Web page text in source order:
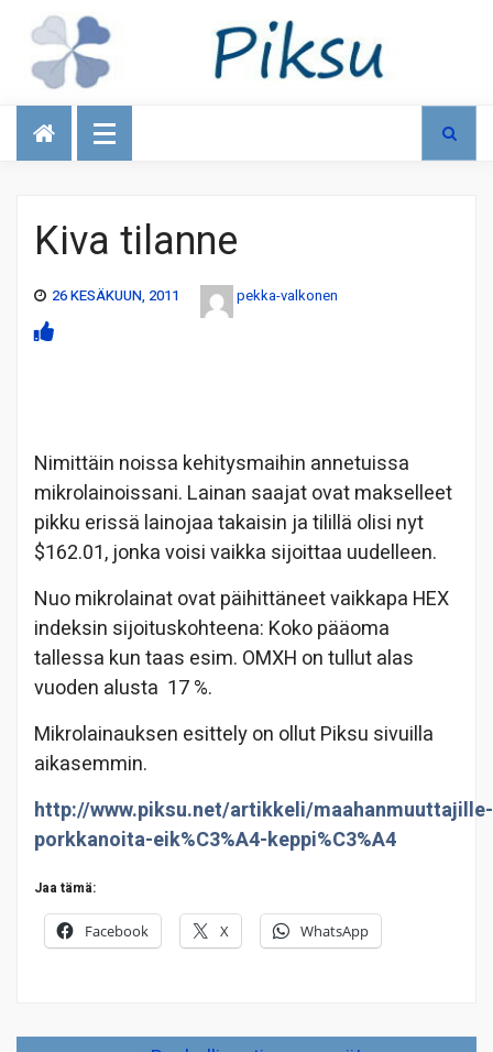
Talous
Kiva tilanne
26 KESÄKUUN, 2011 pekka-valkonen
Nimittäin noissa kehitysmaihin annetuissa
mikrolainoissani. Lainan saajat ovat makselleet
pikku erissä lainojaa takaisin ja tilillä olisi nyt
$162.01, jonka voisi vaikka sijoittaa uudelleen.
Nuo mikrolainat ovat päihittäneet vaikkapa HEX
indeksin sijoituskohteena: Koko pääoma
tallessa kun taas esim. OMXH on tullut alas
vuoden alusta 17 %.
Mikrolainauksen esittely on ollut Piksu sivuilla
aikasemmin.
http://www.piksu.net/artikkeli/maahanmuuttajille-
porkkanoita-eik%C3%A4-keppi%C3%A4
Jaa tämä:
Facebook X WhatsApp